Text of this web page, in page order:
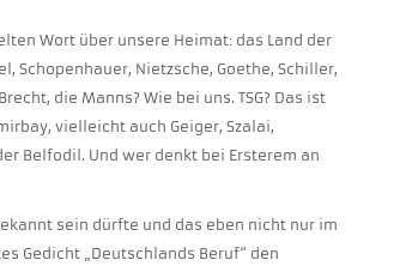
Wort über unsere Heimat: das Land der
Schopenhauer, Nietzsche, Goethe, Schiller,
die Manns? Wie bei uns. TSG? Das ist
vielleicht auch Geiger, Szalai,
Belfodil. Und wer denkt bei Ersterem an
sein dürfte und das eben nicht nur im
Gedicht „Deutschlands Beruf“ den